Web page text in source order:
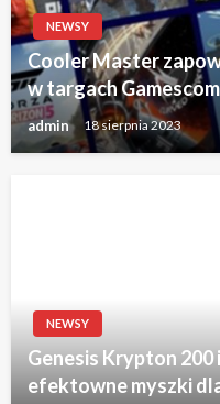
NEWSY
Cooler Master
w targach
admin 18 sierpnia 2023
NEWSY
Genesis Krypton 200
efektowne myszki